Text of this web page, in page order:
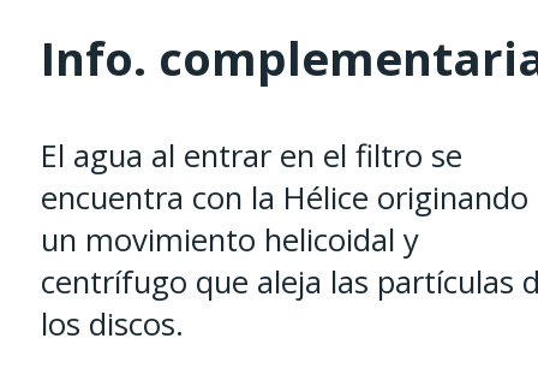
Info.
El agua al entrar en el filtro se
encuentra con la Hélice originando
un movimiento helicoidal y
centrífugo que aleja las partículas
los discos.